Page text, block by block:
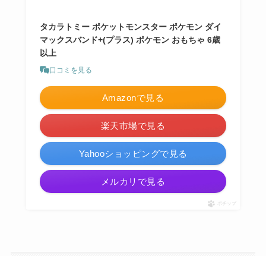
タカラトミー ポケットモンスター ポケモン ダイ
マックスバンド+(プラス) ポケモン おもちゃ 6歳
以上
口コミを見る
Amazonで見る
楽天市場で見る
Yahooショッピングで見る
メルカリで見る
ポチップ